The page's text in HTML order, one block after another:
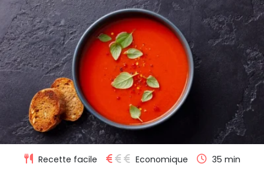
Recette facile Economique
35 min